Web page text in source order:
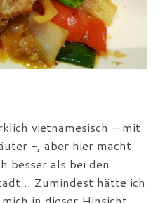
vietnamesisch – mit
-, aber hier macht
besser als bei den
Zumindest hätte ich